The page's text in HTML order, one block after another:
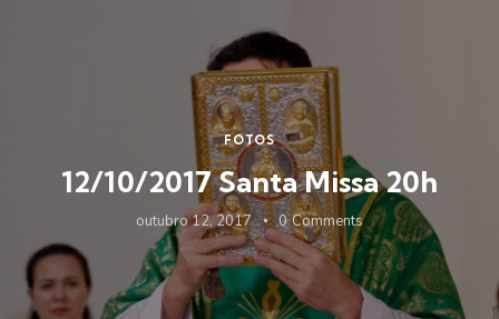
FOTOS
12/10/2017 Santa Missa 20h
outubro 12, 2017 0 Comments